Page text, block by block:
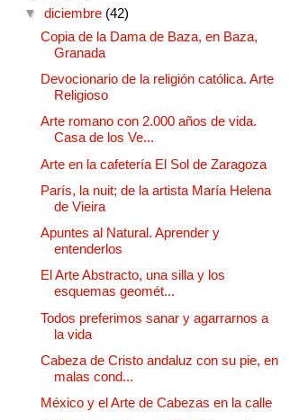
▼ diciembre (42)
Copia de la Dama de Baza, en Baza,
Granada
Devocionario de la religión católica. Arte
Religioso
Arte romano con 2.000 años de vida.
Casa de los Ve...
Arte en la cafetería El Sol de Zaragoza
París, la nuit; de la artista María Helena
de Vieira
Apuntes al Natural. Aprender y
entenderlos
El Arte Abstracto, una silla y los
esquemas geomét...
Todos preferimos sanar y agarrarnos a
la vida
Cabeza de Cristo andaluz con su pie, en
malas cond...
México y el Arte de Cabezas en la calle